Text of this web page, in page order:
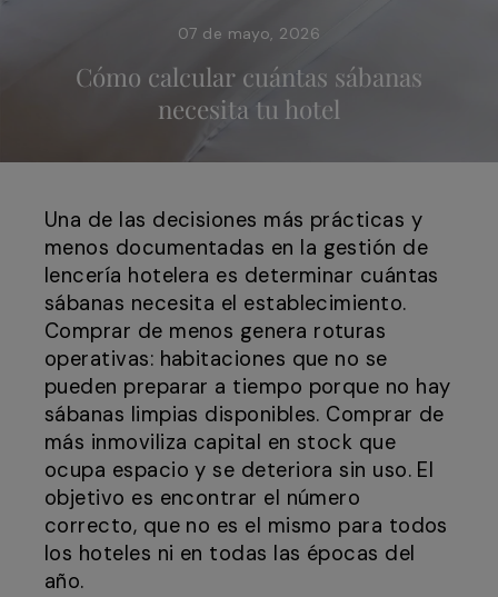
07 de mayo, 2026
Cómo calcular cuántas sábanas
necesita tu hotel
Una de las decisiones más prácticas y
menos documentadas en la gestión de
lencería hotelera es determinar cuántas
sábanas necesita el establecimiento.
Comprar de menos genera roturas
operativas: habitaciones que no se
pueden preparar a tiempo porque no hay
sábanas limpias disponibles. Comprar de
más inmoviliza capital en stock que
ocupa espacio y se deteriora sin uso. El
objetivo es encontrar el número
correcto, que no es el mismo para todos
los hoteles ni en todas las épocas del
año.